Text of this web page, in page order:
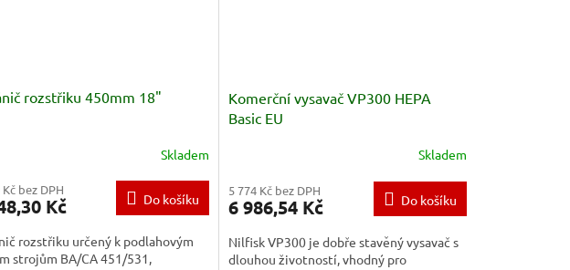
rozstřiku 450mm 18"
Skladem
bez DPH
Kč Do košíku
rozstřiku určený k podlahovým
strojům BA/CA 451/531,
Komerční vysavač VP300 HEPA
Basic EU
Skladem
5 774 Kč bez DPH
6 986,54 Kč Do košíku
Nilfisk VP300 je dobře stavěný vysavač s
dlouhou životností, vhodný pro